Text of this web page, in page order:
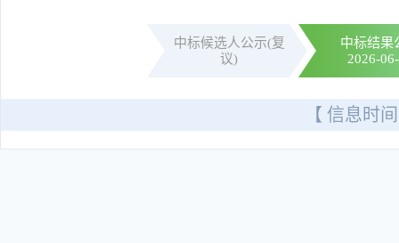
中标候选人公示(复
议)
中标结果
2026-
【 信息时